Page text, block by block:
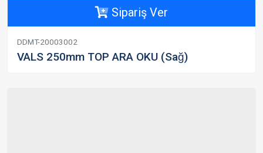
Sipariş Ver
DDMT-20003002
VALS 250mm TOP ARA OKU (Sağ)